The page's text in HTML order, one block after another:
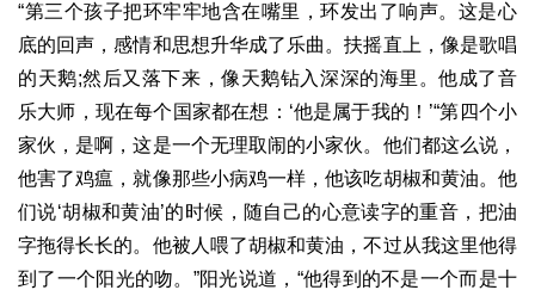
“第三个孩子把环牢牢地含在嘴里，环发出了响声。这是心
底的回声，感情和思想升华成了乐曲。扶摇直上，像是歌唱
的天鹅;然后又落下来，像天鹅钻入深深的海里。他成了音
乐大师，现在每个国家都在想：‘他是属于我的！’“第四个小
家伙，是啊，这是一个无理取闹的小家伙。他们都这么说，
他害了鸡瘟，就像那些小病鸡一样，他该吃胡椒和黄油。他
们说‘胡椒和黄油’的时候，随自己的心意读字的重音，把油
字拖得长长的。他被人喂了胡椒和黄油，不过从我这里他得
到了一个阳光的吻。”阳光说道，“他得到的不是一个而是十